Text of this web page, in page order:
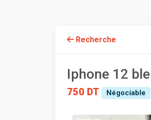
Recherche
Iphone 12
750 DT Négociable